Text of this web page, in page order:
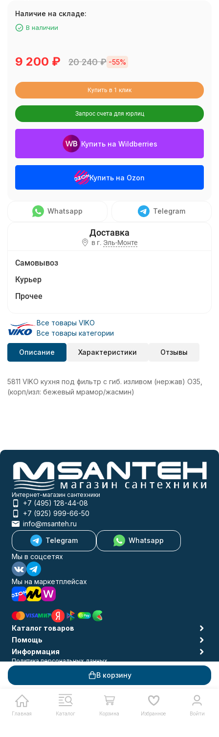
Наличие на складе:
В наличии
9 200 ₽ 20 240₽ -55%
В корзину
Купить в 1 клик
Запрос счета для юрлиц
Купить на Wildberries
Купить на Ozon
Whatsapp Telegram
в г. Эль-Монте
Самовывоз
Курьер
Прочее
Все товары VIKO
Все товары категории
Описание Характеристики Отзывы
5811 VIKO кухня под фильтр с гиб. изливом (нержав) O35,
(корп/изл: бежевый мрамор/жасмин)
Главная Каталог Корзина Избранное Войти
Интернет-магазин сантехники
+7 (495) 128-44-08
+7 (925) 999-66-50
info@msanteh.ru
Telegram
Whatsapp
Мы в соцсетях
Мы на маркетплейсах
Каталог товаров
Помощь
Информация
Политика персональных данных
© 2009-2026 MSANTEH